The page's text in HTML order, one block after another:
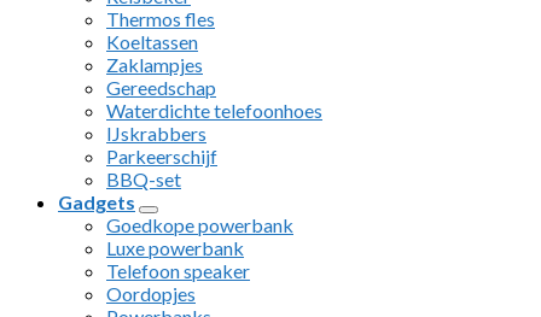
Thermos fles
Koeltassen
Zaklampjes
Gereedschap
Waterdichte telefoonhoes
IJskrabbers
Parkeerschijf
BBQ-set
Gadgets
Goedkope powerbank
Luxe powerbank
Telefoon speaker
Oordopjes